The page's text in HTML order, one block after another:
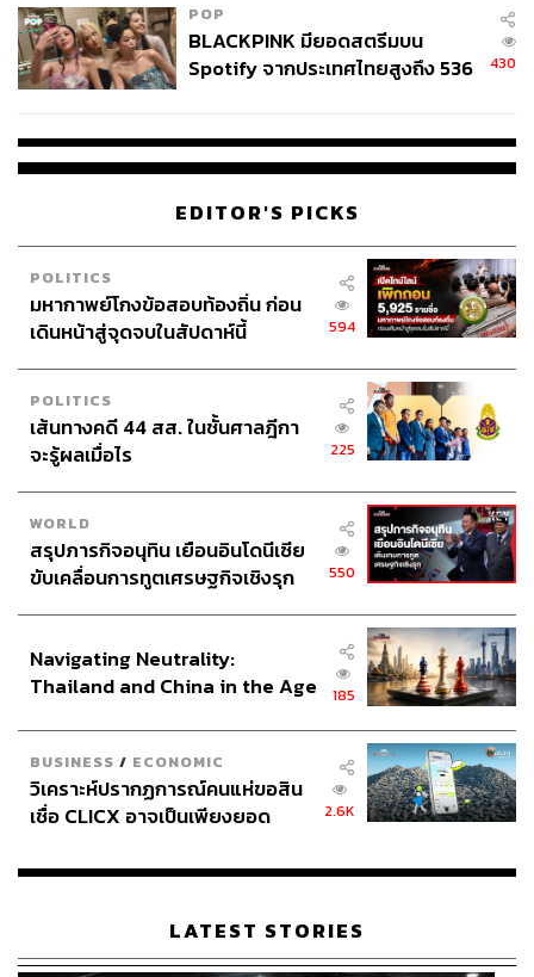
POP
BLACKPINK มียอดสตรีมบน
Spotify จากประเทศไทยสูงถึง 536
430
EDITOR'S PICKS
POLITICS
มหากาพย์โกงข้อสอบท้องถิ่น ก่อน
เดินหน้าสู่จุดจบในสัปดาห์นี้
594
POLITICS
เส้นทางคดี 44 สส. ในชั้นศาลฎีกา
จะรู้ผลเมื่อไร
225
WORLD
สรุปภารกิจอนุทิน เยือนอินโดนีเซีย
ขับเคลื่อนการทูตเศรษฐกิจเชิงรุก
550
Navigating Neutrality:
Thailand and China in the Age
185
BUSINESS / ECONOMIC
วิเคราะห์ปรากฏการณ์คนแห่ขอสิน
เชื่อ CLICX อาจเป็นเพียงยอด
เรือนไทยที่ถูกซุกไว้
2.6K
LATEST STORIES